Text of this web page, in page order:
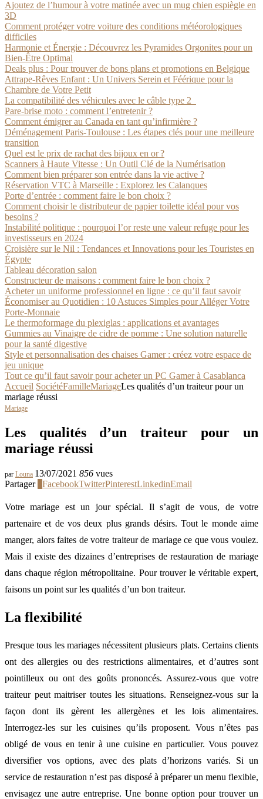
Ajoutez de l’humour à votre matinée avec un mug chien espiègle en
3D
Comment protéger votre voiture des conditions météorologiques
difficiles
Harmonie et Énergie : Découvrez les Pyramides Orgonites pour un
Bien-Être Optimal
Deals plus : Pour trouver de bons plans et promotions en Belgique
Attrape-Rêves Enfant : Un Univers Serein et Féérique pour la
Chambre de Votre Petit
La compatibilité des véhicules avec le câble type 2
Pare-brise moto : comment l’entretenir ?
Comment émigrer au Canada en tant qu’infirmière ?
Déménagement Paris-Toulouse : Les étapes clés pour une meilleure
transition
Quel est le prix de rachat des bijoux en or ?
Scanners à Haute Vitesse : Un Outil Clé de la Numérisation
Comment bien préparer son entrée dans la vie active ?
Réservation VTC à Marseille : Explorez les Calanques
Porte d’entrée : comment faire le bon choix ?
Comment choisir le distributeur de papier toilette idéal pour vos
besoins ?
Instabilité politique : pourquoi l’or reste une valeur refuge pour les
investisseurs en 2024
Croisière sur le Nil : Tendances et Innovations pour les Touristes en
Égypte
Tableau décoration salon
Constructeur de maisons : comment faire le bon choix ?
Acheter un uniforme professionnel en ligne : ce qu’il faut savoir
Économiser au Quotidien : 10 Astuces Simples pour Alléger Votre
Porte-Monnaie
Le thermoformage du plexiglas : applications et avantages
Gummies au Vinaigre de cidre de pomme : Une solution naturelle
pour la santé digestive
Style et personnalisation des chaises Gamer : créez votre espace de
jeu unique
Tout ce qu’il faut savoir pour acheter un PC Gamer à Casablanca
Accueil SociétéFamilleMariageLes qualités d’un traiteur pour un
mariage réussi
Mariage
Les qualités d’un traiteur pour un
mariage réussi
par Louna 13/07/2021 856 vues
Partager
FacebookTwitterPinterestLinkedinEmail
Votre mariage est un jour spécial. Il s’agit de vous, de votre
partenaire et de vos deux plus grands désirs. Tout le monde aime
manger, alors faites de votre traiteur de mariage ce que vous voulez.
Mais il existe des dizaines d’entreprises de restauration de mariage
dans chaque région métropolitaine. Pour trouver le véritable expert,
faisons un point sur les qualités d’un bon traiteur.
La flexibilité
Presque tous les mariages nécessitent plusieurs plats. Certains clients
ont des allergies ou des restrictions alimentaires, et d’autres sont
pointilleux ou ont des goûts prononcés. Assurez-vous que votre
traiteur peut maitriser toutes les situations. Renseignez-vous sur la
façon dont ils gèrent les allergènes et les lois alimentaires.
Interrogez-les sur les cuisines qu’ils proposent. Vous n’êtes pas
obligé de vous en tenir à une cuisine en particulier. Vous pouvez
diversifier vos options, avec des plats d’horizons variés. Si un
service de restauration n’est pas disposé à préparer un menu flexible,
envisagez une autre entreprise. Une bonne option pour trouver un